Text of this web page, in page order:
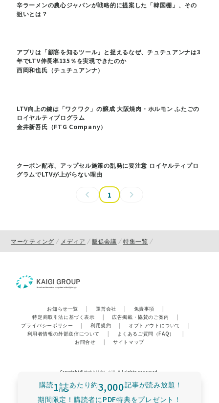
辛ラーメンの農心ジャパンが戦略的に提案した「韓国棚」、その
狙いとは？
アプリは「顧客を知るツール」と捉えるなぜ、チュチュアンナは3
年でLTV伸長率135％を実現できたのか
西岡和也氏（チュチュアンナ）
LTV向上の鍵は「ワクワク」の醸成 大阪焼肉・ホルモン ふたごの
ロイヤルティプログラム
金井新吾氏（FTG Company）
クーポン配布、アップセル施策の乱発に要注意 ロイヤルティプロ
グラムでLTVが上がらない理由
1
購読1誌あたり約3,000記事が読み放題！
期間限定！購読者にPDF特典をプレゼント！
マーケティング メディア 販促会議 特集一覧
お知らせ一覧 | 運営会社 | 免責事項
|
特定商取引法に基づく表示
| 広告掲載・協賛のご案内
|
プライバシーポリシー
| 利用規約 | オプトアウトについて
|
利用者情報の外部送信について
| よくあるご質問（FAQ）
|
お問合せ
| サイトマップ
Copyright © 株式会社宣伝会議. All rights reserved.